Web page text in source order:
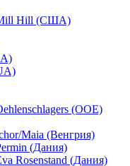
Hill (США)
(OOE)
Maia (Венгрия)
(Дания)
Rosenstand (Дания)